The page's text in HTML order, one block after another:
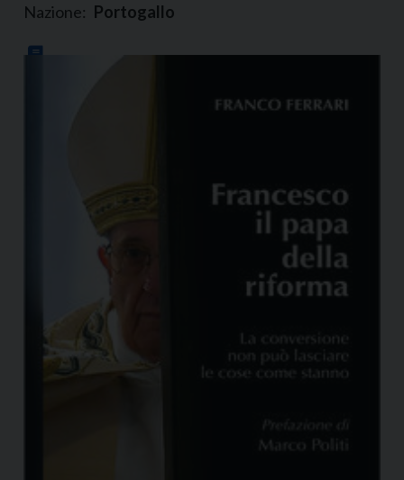
Nazione: Portogallo